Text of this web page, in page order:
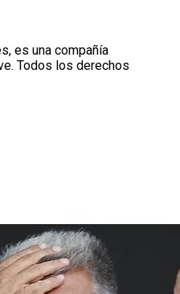
es una compañía
Todos los derechos